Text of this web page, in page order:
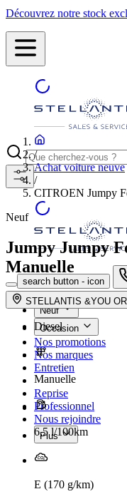
Découvrez notre stock
search button - icon
Neuf
Occasion
Nos promotions
Nos marques
Entretien
Reprise
Professionnel
Nous rejoindre
Plus
/
Achat voiture neuve
/
CITROEN Jumpy
Neuf
JumpyJumpy
Manuelle
STELLANTIS &YOU
Diesel
Manuelle
6,5 l/100km
E (170 g/km)